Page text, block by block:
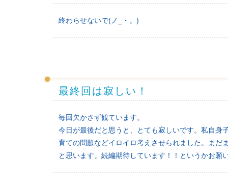
終わらせないで(ノ_・。)
最終回は寂しい！
毎回欠かさず観ています。
今日が最後だと思うと、とても寂しいです。私自身
育ての問題などイロイロ考えさせられました。まだ
と思います。続編期待しています！！というかお願